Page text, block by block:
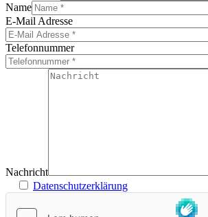
Name
E-Mail Adresse
Telefonnummer
Nachricht
Datenschutzerklärung